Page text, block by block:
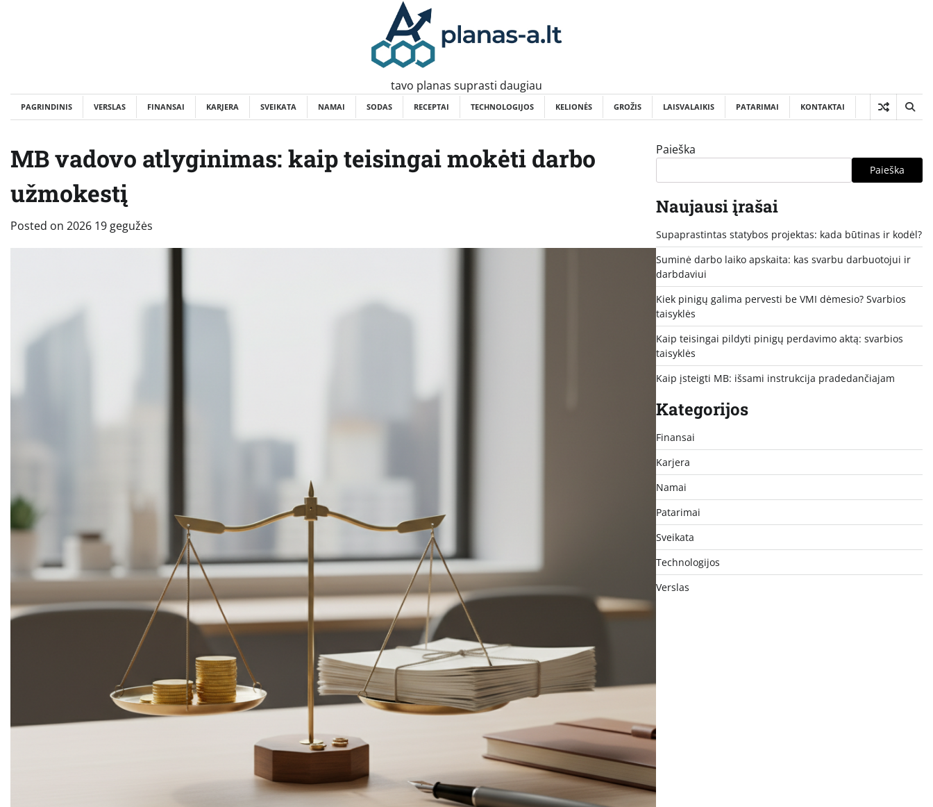
tavo planas suprasti daugiau
PAGRINDINIS VERSLAS FINANSAI KARJERA SVEIKATA NAMAI SODAS RECEPTAI TECHNOLOGIJOS KELIONĖS GROŽIS LAISVALAIKIS PATARIMAI KONTAKTAI
MB vadovo atlyginimas: kaip teisingai mokėti darbo
užmokestį
Posted on 2026 19 gegužės
Paieška
Paieška
Naujausi įrašai
Supaprastintas statybos projektas: kada būtinas ir kodėl?
Suminė darbo laiko apskaita: kas svarbu darbuotojui ir
darbdaviui
Kiek pinigų galima pervesti be VMI dėmesio? Svarbios
taisyklės
Kaip teisingai pildyti pinigų perdavimo aktą: svarbios
taisyklės
Kaip įsteigti MB: išsami instrukcija pradedančiajam
Kategorijos
Finansai
Karjera
Namai
Patarimai
Sveikata
Technologijos
Verslas